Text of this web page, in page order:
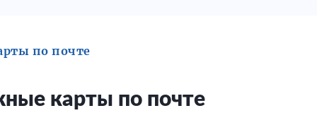
по почте
карты по почте